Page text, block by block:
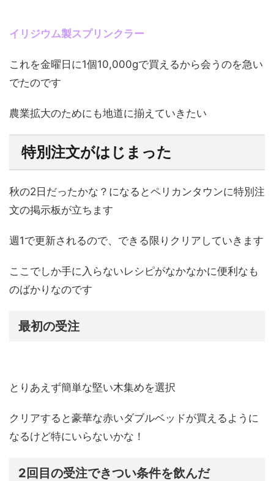
イリジウム製スプリンクラー
これを金曜日に1個10,000gで買えるから会うのを急い
でたのです
農業拡大のためにも地道に揃えていきたい
特別注文がはじまった
秋の2日だったかな？になるとペリカンタウンに特別注
文の掲示板が立ちます
週1で更新されるので、できる限りクリアしていきます
ここでしか手に入らないレシピがなかなかに便利なも
のばかりなのです
最初の受注
とりあえず簡単な堅い木集めを選択
クリアすると豪華な赤いダブルベッドが買えるように
なるけど特にいらないかな！
2回目の受注できつい条件を飲んだ